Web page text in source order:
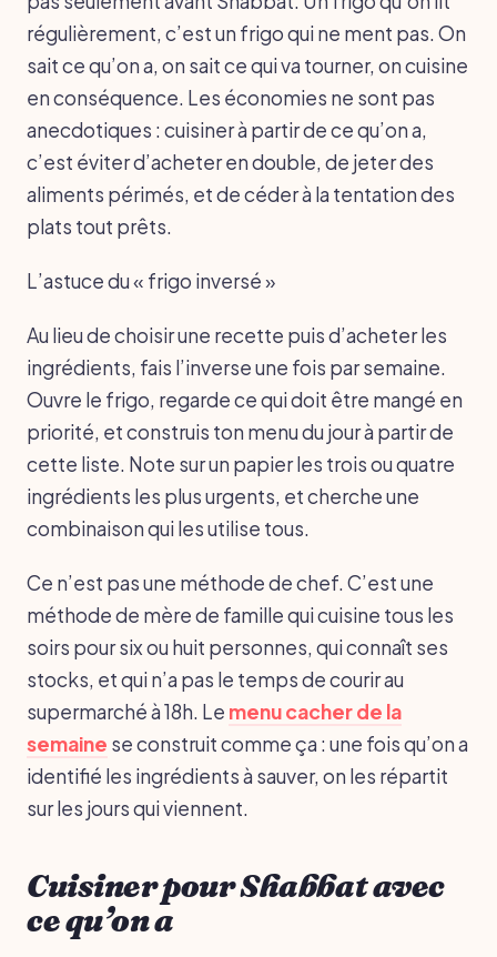
régulièrement, c’est un frigo qui ne ment pas. On
sait ce qu’on a, on sait ce qui va tourner, on cuisine
en conséquence. Les économies ne sont pas
anecdotiques : cuisiner à partir de ce qu’on a,
c’est éviter d’acheter en double, de jeter des
aliments périmés, et de céder à la tentation des
plats tout prêts.
L’astuce du « frigo inversé »
Au lieu de choisir une recette puis d’acheter les
ingrédients, fais l’inverse une fois par semaine.
Ouvre le frigo, regarde ce qui doit être mangé en
priorité, et construis ton menu du jour à partir de
cette liste. Note sur un papier les trois ou quatre
ingrédients les plus urgents, et cherche une
combinaison qui les utilise tous.
Ce n’est pas une méthode de chef. C’est une
méthode de mère de famille qui cuisine tous les
soirs pour six ou huit personnes, qui connaît ses
stocks, et qui n’a pas le temps de courir au
supermarché à 18h. Le menu cacher de la
semaine se construit comme ça : une fois qu’on a
identifié les ingrédients à sauver, on les répartit
sur les jours qui viennent.
Cuisiner pour Shabbat avec
ce qu’on a